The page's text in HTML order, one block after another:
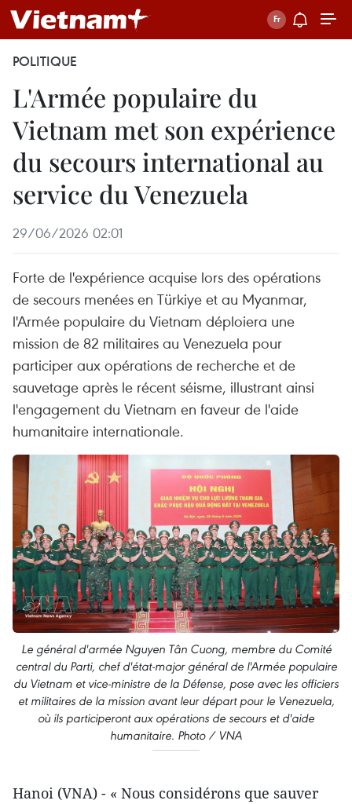
POLITIQUE
L'Armée populaire du
Vietnam met son expérience
du secours international au
service du Venezuela
29/06/2026 02:01
Forte de l'expérience acquise lors des opérations
de secours menées en Türkiye et au Myanmar,
l'Armée populaire du Vietnam déploiera une
mission de 82 militaires au Venezuela pour
participer aux opérations de recherche et de
sauvetage après le récent séisme, illustrant ainsi
l'engagement du Vietnam en faveur de l'aide
humanitaire internationale.
Le général d'armée Nguyen Tân Cuong, membre du Comité
central du Parti, chef d'état-major général de l'Armée populaire
du Vietnam et vice-ministre de la Défense, pose avec les officiers
et militaires de la mission avant leur départ pour le Venezuela,
où ils participeront aux opérations de secours et d'aide
humanitaire. Photo / VNA
Hanoi (VNA) - « Nous considérons que sauver